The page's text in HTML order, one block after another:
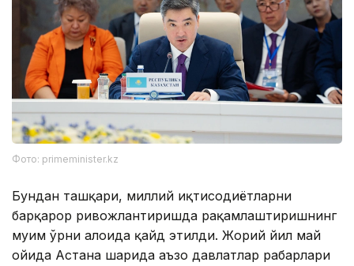
Фото: primeminister.kz
Бундан ташқари, миллий иқтисодиётларни
барқарор ривожлантиришда рақамлаштиришнинг
муҳим ўрни алоҳида қайд этилди. Жорий йил май
ойида Астана шаҳрида аъзо давлатлар раҳбарлари